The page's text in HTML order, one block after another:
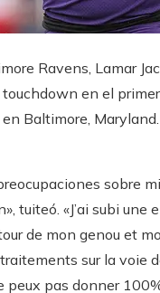
Ravens, Lamar
en el
Baltimore, Maryland.
sobre
tuiteó. «J’ai subi
de mon genou et
sur la voie
peux pas donner